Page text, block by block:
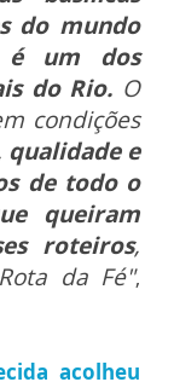
do mundo
é um dos
do Rio. O
condições
qualidade e
de todo o
queiram
roteiros,
da Fé",
acolheu